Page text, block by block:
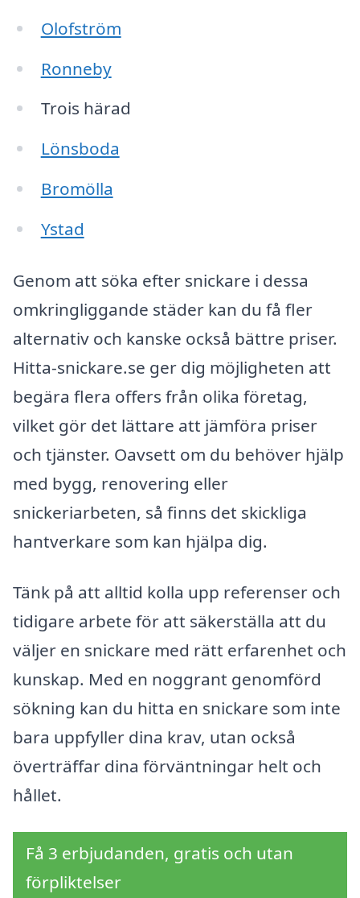
Olofström
Ronneby
Trois härad
Lönsboda
Bromölla
Ystad
Genom att söka efter snickare i dessa
omkringliggande städer kan du få fler
alternativ och kanske också bättre priser.
Hitta-snickare.se ger dig möjligheten att
begära flera offers från olika företag,
vilket gör det lättare att jämföra priser
och tjänster. Oavsett om du behöver hjälp
med bygg, renovering eller
snickeriarbeten, så finns det skickliga
hantverkare som kan hjälpa dig.
Tänk på att alltid kolla upp referenser och
tidigare arbete för att säkerställa att du
väljer en snickare med rätt erfarenhet och
kunskap. Med en noggrant genomförd
sökning kan du hitta en snickare som inte
bara uppfyller dina krav, utan också
överträffar dina förväntningar helt och
hållet.
Få 3 erbjudanden, gratis och utan
förpliktelser